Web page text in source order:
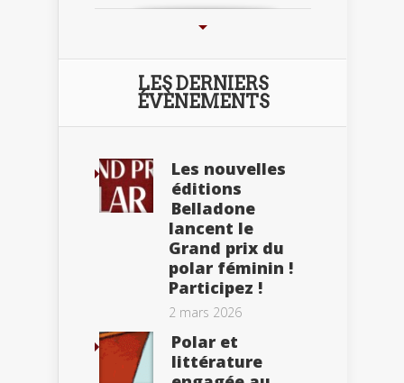
LES DERNIERS
ÉVÈNEMENTS
Les nouvelles
éditions
Belladone
lancent le
Grand prix du
polar féminin !
Participez !
2 mars 2026
Polar et
littérature